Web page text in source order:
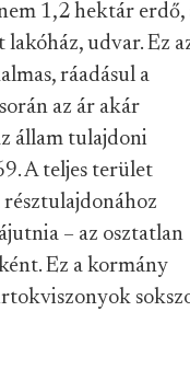
1,2 hektár erdő,
udvar. Ez
ráadásul a
az ár akár
állam tulajdoni
A teljes terület
résztulajdonához
– az osztatlan
Ez a kormány